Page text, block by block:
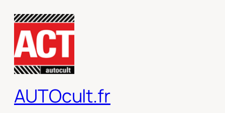
contenu
AUTOcult.fr